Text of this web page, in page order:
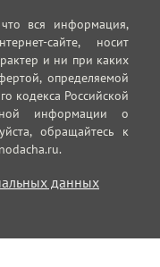
вся информация,
сайте, носит
и ни при каких
определяемой
кодекса Российской
информации о
обращайтесь к
данных